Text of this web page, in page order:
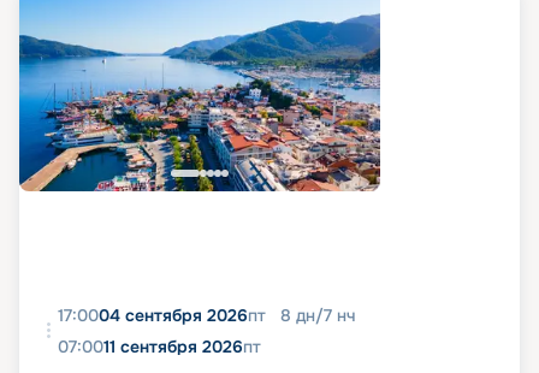
17:0004 сентября 2026пт 8 дн/7 нч
07:0011 сентября 2026пт